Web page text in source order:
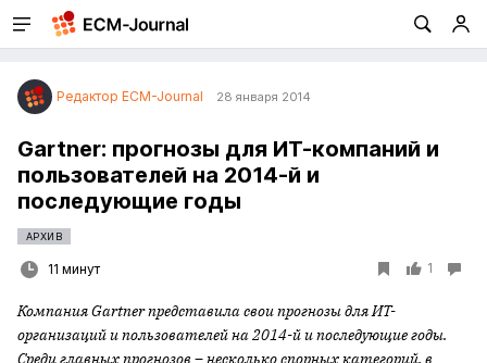
Редактор ECM-Journal 28 января 2014
Gartner: прогнозы для ИТ-компаний и
пользователей на 2014-й и
последующие годы
АРХИВ
11 минут 1
Компания Gartner представила свои прогнозы для ИТ-
организаций и пользователей на 2014-й и последующие годы.
Среди главных прогнозов – несколько спорных категорий, в